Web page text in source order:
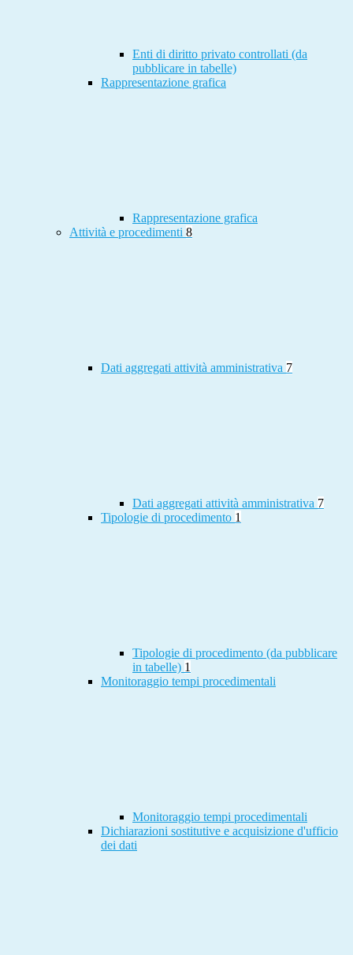
Enti di diritto privato controllati (da
pubblicare in tabelle)
Rappresentazione grafica
Rappresentazione grafica
Attività e procedimenti 8
Dati aggregati attività amministrativa 7
Dati aggregati attività amministrativa 7
Tipologie di procedimento 1
Tipologie di procedimento (da pubblicare
in tabelle) 1
Monitoraggio tempi procedimentali
Monitoraggio tempi procedimentali
Dichiarazioni sostitutive e acquisizione d'ufficio
dei dati